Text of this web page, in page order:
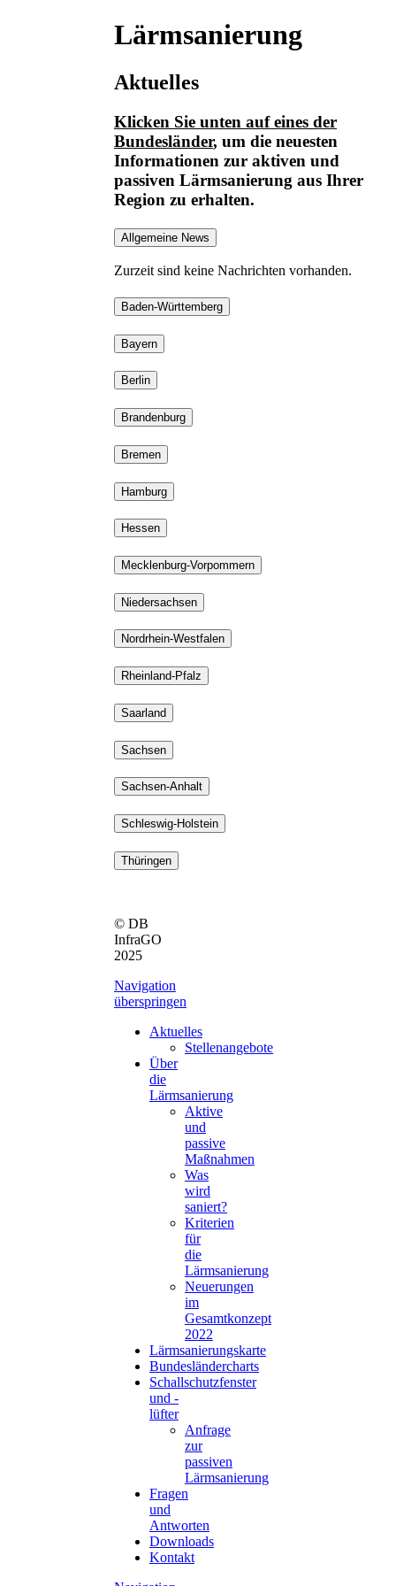
Lärmsanierung
Aktuelles
Klicken Sie unten auf eines der
Bundesländer, um die neuesten
Informationen zur aktiven und
passiven Lärmsanierung aus Ihrer
Region zu erhalten.
Allgemeine News
Zurzeit sind keine Nachrichten vorhanden.
Baden-Württemberg
Bayern
Berlin
Brandenburg
Bremen
Hamburg
Hessen
Mecklenburg-Vorpommern
Niedersachsen
Nordrhein-Westfalen
Rheinland-Pfalz
Saarland
Sachsen
Sachsen-Anhalt
Schleswig-Holstein
Thüringen
© DB
InfraGO
2025
Navigation
überspringen
Aktuelles
Stellenangebote
Über
die
Lärmsanierung
Aktive
und
passive
Maßnahmen
Was
wird
saniert?
Kriterien
für
die
Lärmsanierung
Neuerungen
im
Gesamtkonzept
2022
Lärmsanierungskarte
Bundesländercharts
Schallschutzfenster
und -
lüfter
Anfrage
zur
passiven
Lärmsanierung
Fragen
und
Antworten
Downloads
Kontakt